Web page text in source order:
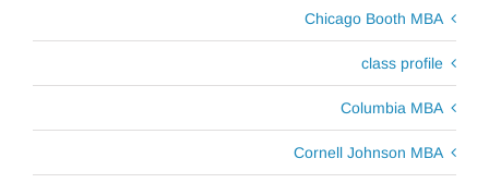
Chicago Booth MBA
class profile
Columbia MBA
Cornell Johnson MBA